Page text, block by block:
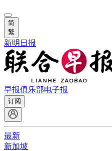
简
繁
新明日报
早报俱乐部电子报
订阅
最新
新加坡